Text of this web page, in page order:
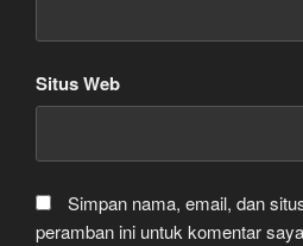
Situs Web
Simpan nama, email, dan
peramban ini untuk komentar